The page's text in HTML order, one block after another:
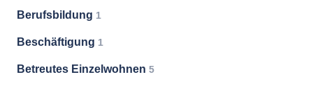
Berufsbildung 1
Beschäftigung 1
Betreutes Einzelwohnen 5